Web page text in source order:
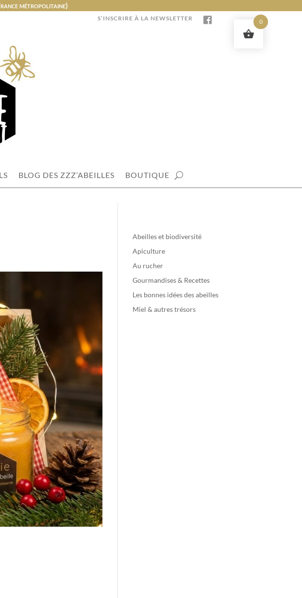
métropolitaine)
S’INSCRIRE À LA NEWSLETTER
BLOG DES ZZZ’ABEILLES BOUTIQUE
Abeilles et biodiversité
Apiculture
Au rucher
Gourmandises & Recettes
Les bonnes idées des abeilles
Miel & autres trésors
0